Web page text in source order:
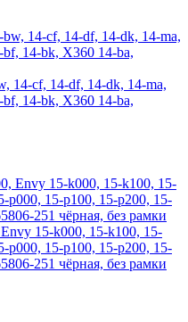
14-cf, 14-df, 14-dk, 14-ma,
14-bk, X360 14-ba,
15-k000, 15-k100, 15-
p000, 15-p100, 15-p200, 15-
251 чёрная, без рамки